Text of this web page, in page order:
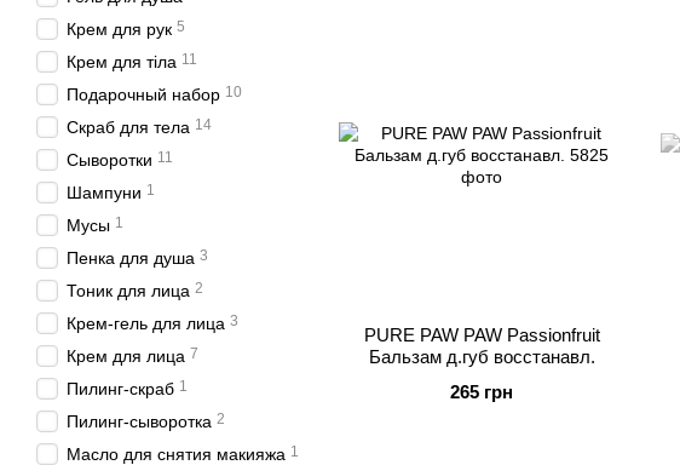
PURE PAW PAW Passionfruit
Бальзам д.губ восстанавл.
265 грн
Крем для рук 5
Крем для тіла 11
Подарочный набор 10
Скраб для тела 14
Сыворотки 11
Шампуни 1
Мусы 1
Пенка для душа 3
Тоник для лица 2
Крем-гель для лица 3
Крем для лица 7
Пилинг-скраб 1
Пилинг-сыворотка 2
Масло для снятия макияжа 1